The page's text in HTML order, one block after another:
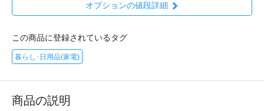
オプションの値段詳細
この商品に登録されているタグ
暮らし･日用品(家電)
商品の説明